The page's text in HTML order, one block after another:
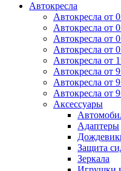
Автокресла
Автокресла от
Автокресла от
Автокресла от
Автокресла от
Автокресла от
Автокресла от
Автокресла от
Автокресла от
Аксессуары
Адаптеры
Защита
Зеркала